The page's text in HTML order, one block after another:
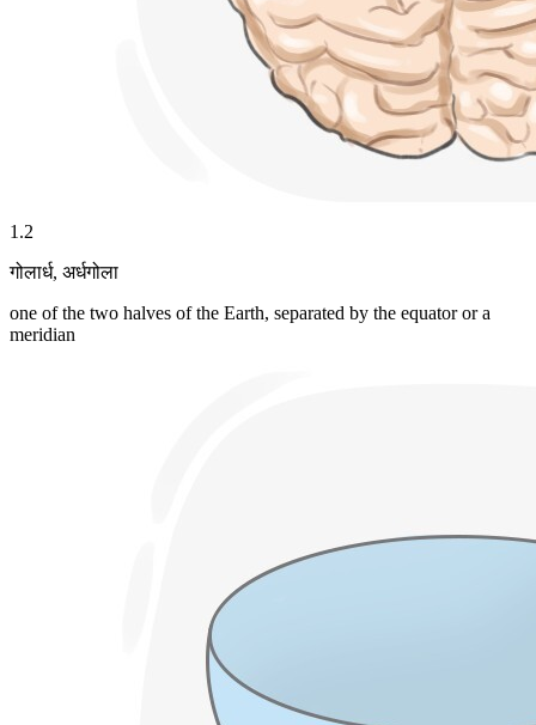
1 .2
गोलार्ध, अर्धगोला
one of the two halves of the Earth, separated by the equator or a
meridian